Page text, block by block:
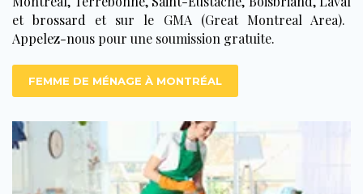
etbrossard et sur le GMA (Great Montreal Area).
Appelez-nous pour une soumission gratuite.
FEMME DE MÉNAGE À MONTRÉAL